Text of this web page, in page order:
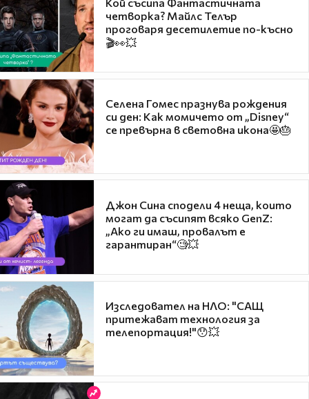
четворка? Майлс Телър
проговаря десетилетие по-късно
🎬👀💥
Селена Гомес празнува рождения
си ден: Как момичето от „Disney“
се превърна в световна икона🤩🎂
Джон Сина сподели 4 неща, които
могат да съсипят всяко GenZ:
„Ако ги имаш, провалът е
гарантиран“🧐💥
Изследовател на НЛО: "САЩ
притежават технология за
телепортация!"😯💥